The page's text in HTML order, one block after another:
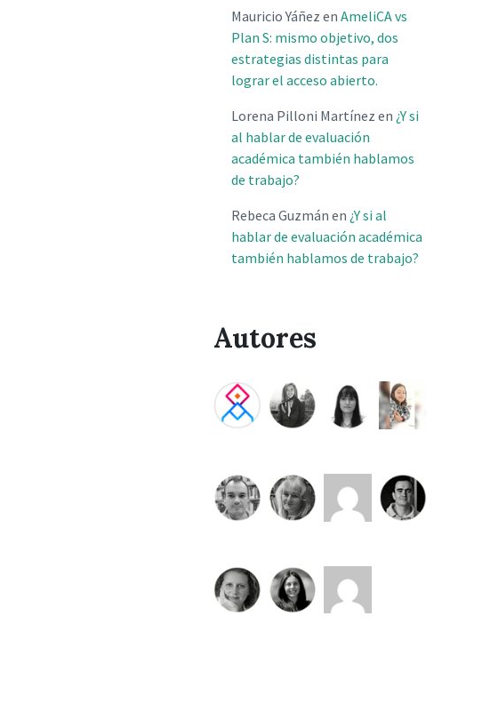
Mauricio Yáñez en AmeliCA vs
Plan S: mismo objetivo, dos
estrategias distintas para
lograr el acceso abierto.
Lorena Pilloni Martínez en ¿Y si
al hablar de evaluación
académica también hablamos
de trabajo?
Rebeca Guzmán en ¿Y si al
hablar de evaluación académica
también hablamos de trabajo?
Autores